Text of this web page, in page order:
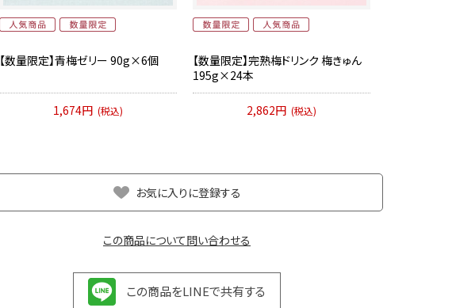
【数量限定】青梅ゼリー 90g×6個
1,674円 (税込)
【数量限定】完熟梅ドリンク 梅きゅん
195g×24本
2,862円 (税込)
この商品について問い合わせる
この商品をLINEで共有する
お気に入りに登録する